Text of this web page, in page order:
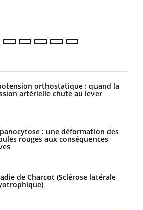
orthostatique : quand la
artérielle chute au lever
: une déformation des
rouges aux conséquences
de Charcot (Sclérose latérale